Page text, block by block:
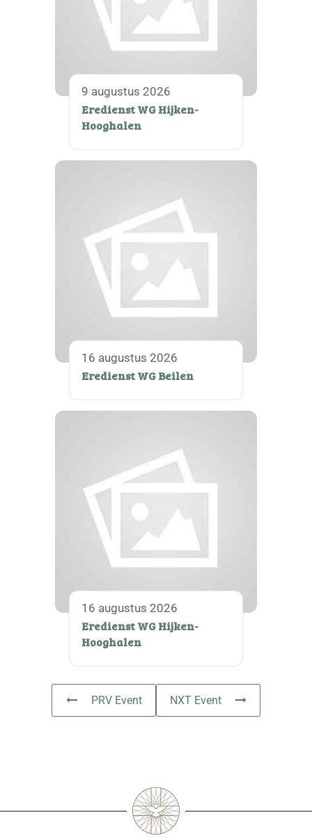
9 augustus 2026
Eredienst WG Hijken-
Hooghalen
16 augustus 2026
Eredienst WG Beilen
16 augustus 2026
Eredienst WG Hijken-
Hooghalen
PRV Event NXT Event